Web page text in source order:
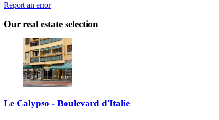
Report an error
Our real estate selection
Le Calypso - Boulevard d'Italie